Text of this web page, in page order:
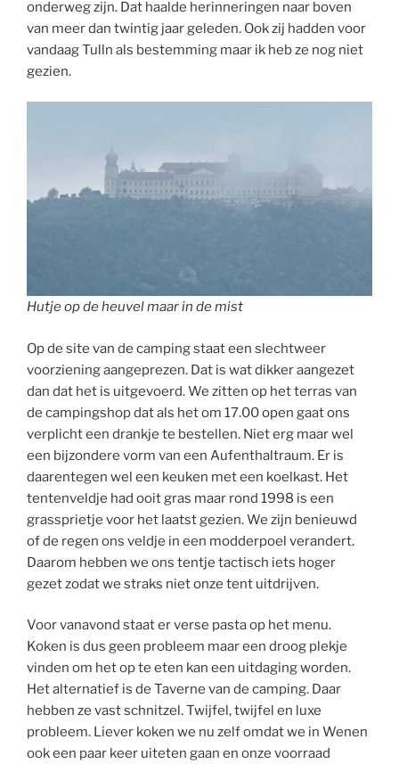
onderweg zijn. Dat haalde herinneringen naar boven
van meer dan twintig jaar geleden. Ook zij hadden voor
vandaag Tulln als bestemming maar ik heb ze nog niet
gezien.
Hutje op de heuvel maar in de mist
Op de site van de camping staat een slechtweer
voorziening aangeprezen. Dat is wat dikker aangezet
dan dat het is uitgevoerd. We zitten op het terras van
de campingshop dat als het om 17.00 open gaat ons
verplicht een drankje te bestellen. Niet erg maar wel
een bijzondere vorm van een Aufenthaltraum. Er is
daarentegen wel een keuken met een koelkast. Het
tentenveldje had ooit gras maar rond 1998 is een
grassprietje voor het laatst gezien. We zijn benieuwd
of de regen ons veldje in een modderpoel verandert.
Daarom hebben we ons tentje tactisch iets hoger
gezet zodat we straks niet onze tent uitdrijven.
Voor vanavond staat er verse pasta op het menu.
Koken is dus geen probleem maar een droog plekje
vinden om het op te eten kan een uitdaging worden.
Het alternatief is de Taverne van de camping. Daar
hebben ze vast schnitzel. Twijfel, twijfel en luxe
probleem. Liever koken we nu zelf omdat we in Wenen
ook een paar keer uiteten gaan en onze voorraad